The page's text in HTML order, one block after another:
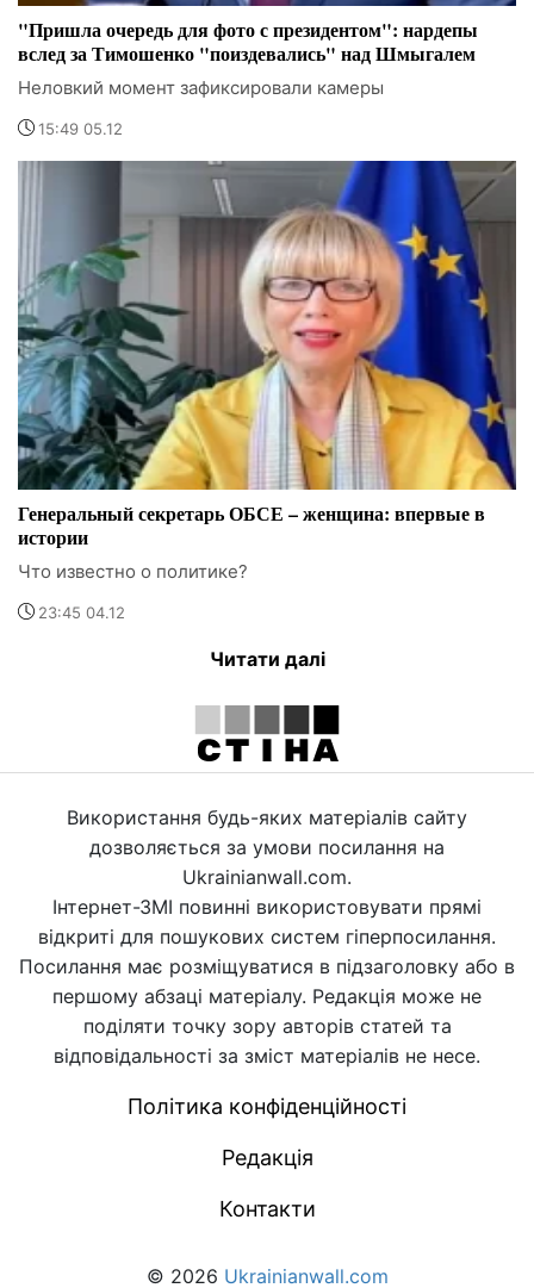
"Пришла очередь для фото с президентом": нардепы
вслед за Тимошенко "поиздевались" над Шмыгалем
Неловкий момент зафиксировали камеры
15:49 05.12
Генеральный секретарь ОБСЕ – женщина: впервые в
истории
Что известно о политике?
23:45 04.12
Читати далі
Використання будь-яких матеріалів сайту
дозволяється за умови посилання на
Ukrainianwall.com.
Інтернет-ЗМІ повинні використовувати прямі
відкриті для пошукових систем гіперпосилання.
Посилання має розміщуватися в підзаголовку або в
першому абзаці матеріалу. Редакція може не
поділяти точку зору авторів статей та
відповідальності за зміст матеріалів не несе.
Політика конфіденційності
Редакція
Контакти
© 2026 Ukrainianwall.com